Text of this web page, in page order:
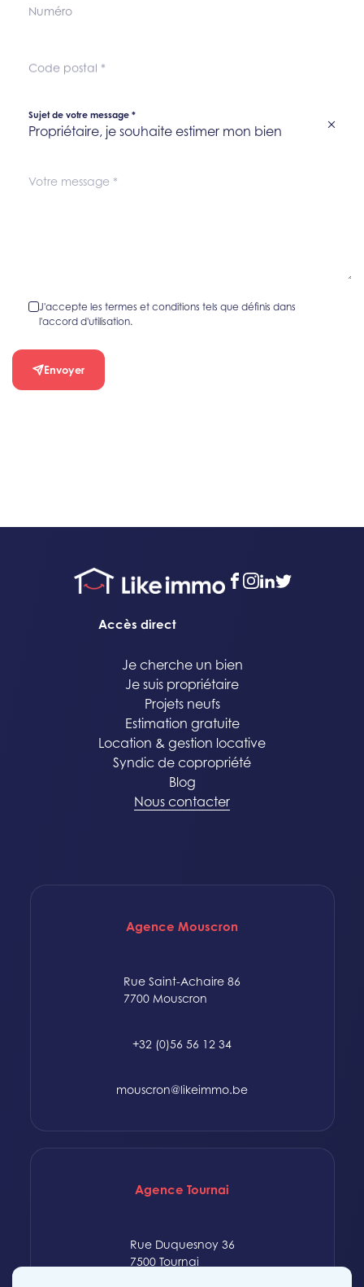
Numéro
Code postal *
Sujet de votre message *
Propriétaire, je souhaite estimer mon bien
Votre message *
J'accepte les termes et conditions tels que définis dans
l'accord d'utilisation.
Envoyer
facebook
instagram
linkedin
twitter
Accès direct
Je cherche un bien
Je suis propriétaire
Projets neufs
Estimation gratuite
Location & gestion locative
Syndic de copropriété
Blog
Nous contacter
Agence Mouscron
Rue Saint-Achaire 86
7700 Mouscron
+32 (0)56 56 12 34
mouscron@likeimmo.be
Agence Tournai
Rue Duquesnoy 36
7500 Tournai